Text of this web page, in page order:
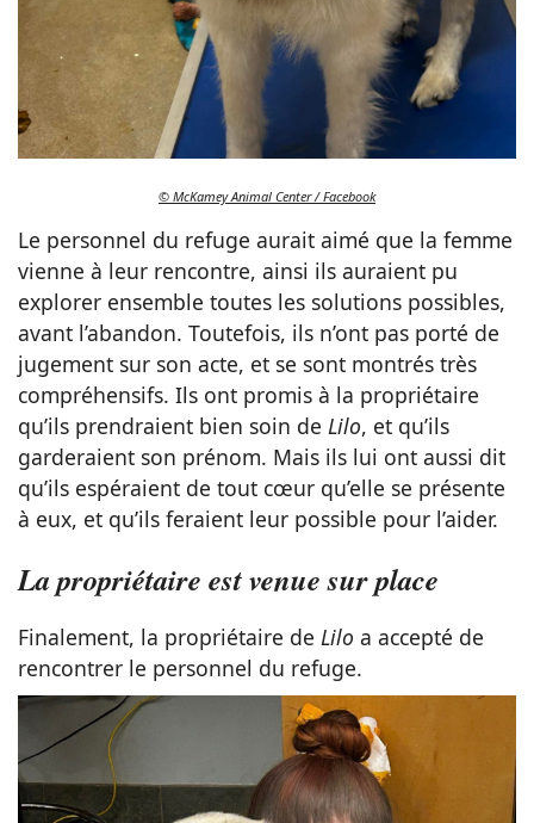
© McKamey Animal Center / Facebook
Le personnel du refuge aurait aimé que la femme
vienne à leur rencontre, ainsi ils auraient pu
explorer ensemble toutes les solutions possibles,
avant l’abandon. Toutefois, ils n’ont pas porté de
jugement sur son acte, et se sont montrés très
compréhensifs. Ils ont promis à la propriétaire
qu’ils prendraient bien soin de Lilo, et qu’ils
garderaient son prénom. Mais ils lui ont aussi dit
qu’ils espéraient de tout cœur qu’elle se présente
à eux, et qu’ils feraient leur possible pour l’aider.
La propriétaire est venue sur place
Finalement, la propriétaire de Lilo a accepté de
rencontrer le personnel du refuge.